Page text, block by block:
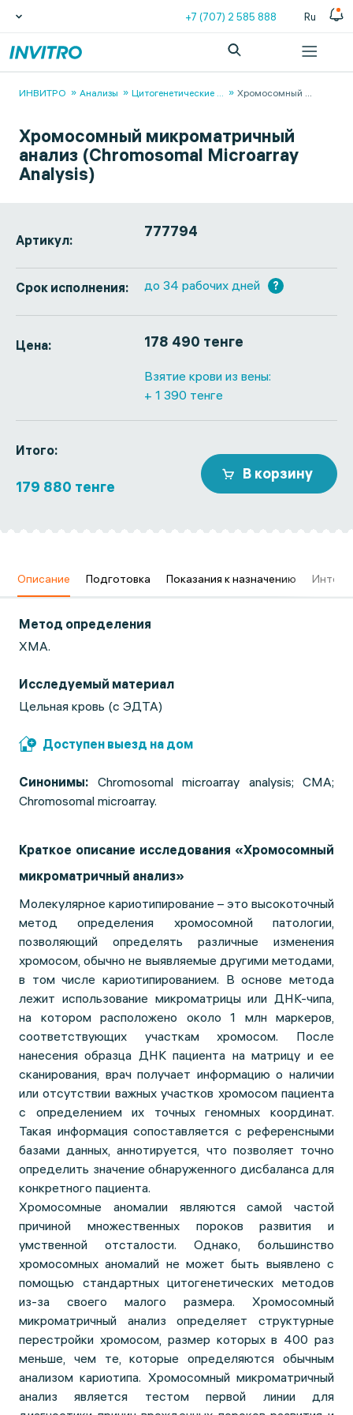
+7 (707) 2 585 888 Ru
ИНВИТРО Анализы Цитогенетические ... Хромосомный ...
Хромосомный микроматричный
анализ (Chromosomal Microarray
Analysis)
Артикул: 777794
Срок исполнения: до 34 рабочих дней ?
Цена: 178 490 тенге
Взятие крови из вены:
+ 1 390 тенге
Итого:
179 880 тенге
В корзину
Описание Подготовка Показания к назначению
Метод определения
ХМА.
Исследуемый материал
Цельная кровь (с ЭДТА)
Доступен выезд на дом
Синонимы: Chromosomal microarray analysis; CMA;
Chromosomal microarray.
Краткое описание исследования «Хромосомный
микроматричный анализ»
Молекулярное кариотипирование – это высокоточный
метод определения хромосомной патологии,
позволяющий определять различные изменения
хромосом, обычно не выявляемые другими методами,
в том числе кариотипированием. В основе метода
лежит использование микроматрицы или ДНК-чипа,
на котором расположено около 1 млн маркеров,
соответствующих участкам хромосом. После
нанесения образца ДНК пациента на матрицу и ее
сканирования, врач получает информацию о наличии
или отсутствии важных участков хромосом пациента
с определением их точных геномных координат.
Такая информация сопоставляется с референсными
базами данных, аннотируется, что позволяет точно
определить значение обнаруженного дисбаланса для
конкретного пациента.
Хромосомные аномалии являются самой частой
причиной множественных пороков развития и
умственной отсталости. Однако, большинство
хромосомных аномалий не может быть выявлено с
помощью стандартных цитогенетических методов
из-за своего малого размера. Хромосомный
микроматричный анализ определяет структурные
перестройки хромосом, размер которых в 400 раз
меньше, чем те, которые определяются обычным
анализом кариотипа. Хромосомный микроматричный
анализ является тестом первой линии для